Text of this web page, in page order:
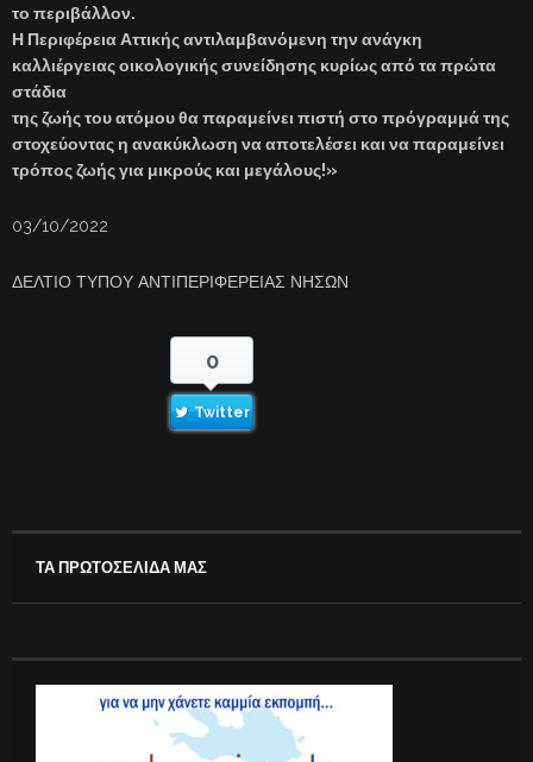
το περιβάλλον.
Η Περιφέρεια Αττικής αντιλαμβανόμενη την ανάγκη
καλλιέργειας οικολογικής συνείδησης κυρίως από τα πρώτα
στάδια
της ζωής του ατόμου θα παραμείνει πιστή στο πρόγραμμά της
στοχεύοντας η ανακύκλωση να αποτελέσει και να παραμείνει
τρόπος ζωής για μικρούς και μεγάλους!»
03/10/2022
ΔΕΛΤΙΟ ΤΥΠΟΥ ΑΝΤΙΠΕΡΙΦΕΡΕΙΑΣ ΝΗΣΩΝ
0
Twitter
ΤΑ ΠΡΩΤΟΣΕΛΙΔΑ ΜΑΣ